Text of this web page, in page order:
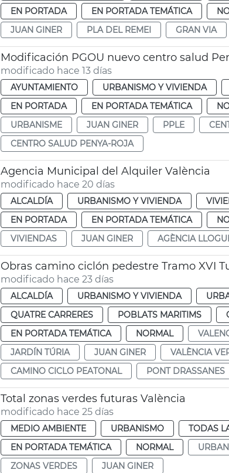
EN PORTADA
EN PORTADA TEMÁTICA
JUAN GINER
PLA DEL REMEI GRAN VIA
Modificación PGOU nuevo centro salud
modificado hace 13 días
AYUNTAMIENTO URBANISMO Y VIVIENDA
EN PORTADA
EN PORTADA TEMÁTICA
URBANISME
JUAN GINER PPLE
CENTRO SALUD PENYA-ROJA
Agencia Municipal del Alquiler València
modificado hace 20 días
ALCALDÍA URBANISMO Y VIVIENDA
EN PORTADA
EN PORTADA TEMÁTICA
VIVIENDAS
JUAN GINER AGÈNCIA
Obras camino ciclón pedestre Tramo XVI
modificado hace 23 días
ALCALDÍA URBANISMO Y VIVIENDA
QUATRE CARRERES
POBLATS MARITIMS
EN PORTADA TEMÁTICA
NORMAL
JARDÍN TÚRIA
JUAN GINER VALÈNCIA
CAMINO CICLO PEATONAL
PONT DRASSANES
Total zonas verdes futuras València
modificado hace 25 días
MEDIO AMBIENTE URBANISMO TODAS
EN PORTADA TEMÁTICA
NORMAL
ZONAS VERDES
JUAN GINER